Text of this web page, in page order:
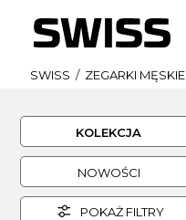
SWISS / ZEGARKI MĘSKIE
KOLEKCJA
NOWOŚCI
POKAŻ FILTRY